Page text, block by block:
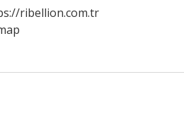
ribellion.com.tr